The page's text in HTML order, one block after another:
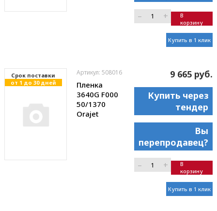
– +
В
корзину
Купить в 1 клик
Cрок поставки
от 1 до 30 дней
Артикул: 508016
Пленка
3640G F000
50/1370
Orajet
9 665 руб.
Купить через
тендер
Вы
перепродавец?
– +
В
корзину
Купить в 1 клик